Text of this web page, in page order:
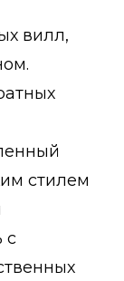
вилл,
стилем
с